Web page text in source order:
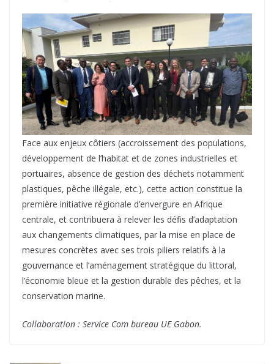
Face aux enjeux côtiers (accroissement des populations,
développement de l’habitat et de zones industrielles et
portuaires, absence de gestion des déchets notamment
plastiques, pêche illégale, etc.), cette action constitue la
première initiative régionale d’envergure en Afrique
centrale, et contribuera à relever les défis d’adaptation
aux changements climatiques, par la mise en place de
mesures concrètes avec ses trois piliers relatifs à la
gouvernance et l’aménagement stratégique du littoral,
l’économie bleue et la gestion durable des pêches, et la
conservation marine.
Collaboration : Service Com bureau UE Gabon.